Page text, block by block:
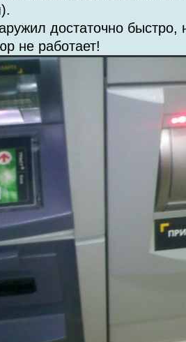
достаточно быстро,
не работает!